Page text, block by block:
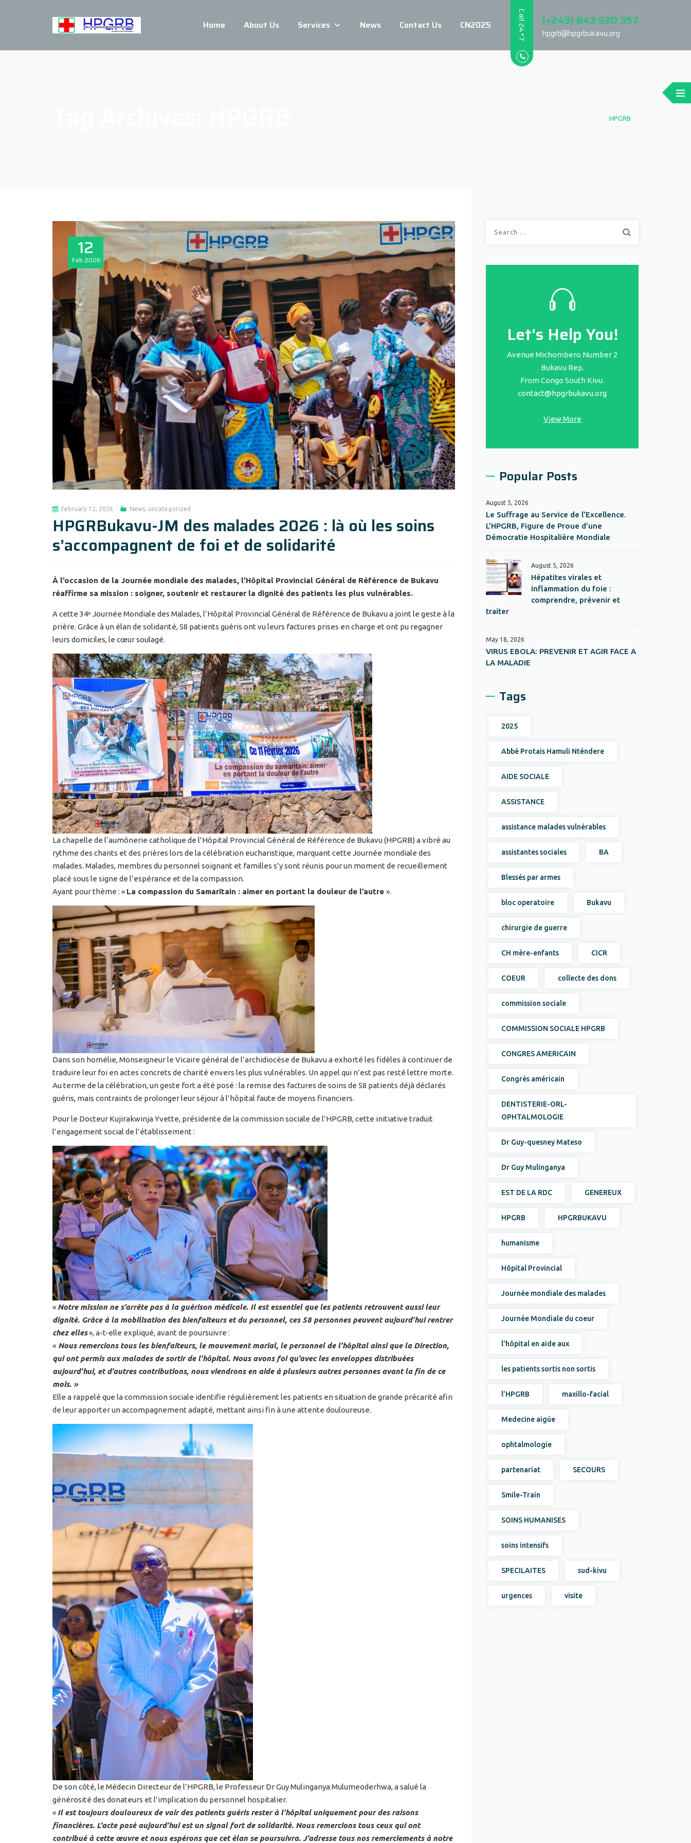
Call 24*7 (+243) 843 520 357
hpgrb@hpgrbukavu.org
Home About Us Services News Contact Us CN2025
HPGRB
12
Feb 2026
February 12, 2026 News, uncategorized
HPGRBukavu-JM des malades 2026 : là où les soins
s’accompagnent de foi et de solidarité
À l’occasion de la Journée mondiale des malades, l’Hôpital Provincial Général de Référence de Bukavu
réaffirme sa mission : soigner, soutenir et restaurer la dignité des patients les plus vulnérables.
A cette 34ᵉ Journée Mondiale des Malades, l’Hôpital Provincial Général de Référence de Bukavu a joint le geste à la
prière. Grâce à un élan de solidarité, 58 patients guéris ont vu leurs factures prises en charge et ont pu regagner
leurs domiciles, le cœur soulagé.
La chapelle de l’aumônerie catholique de l’Hôpital Provincial Général de Référence de Bukavu (HPGRB) a vibré au
rythme des chants et des prières lors de la célébration eucharistique, marquant cette Journée mondiale des
malades. Malades, membres du personnel soignant et familles s’y sont réunis pour un moment de recueillement
placé sous le signe de l’espérance et de la compassion.
Ayant pour thème : « La compassion du Samaritain : aimer en portant la douleur de l’autre ».
Dans son homélie, Monseigneur le Vicaire général de l’archidiocèse de Bukavu a exhorté les fidèles à continuer de
traduire leur foi en actes concrets de charité envers les plus vulnérables. Un appel qui n’est pas resté lettre morte.
Au terme de la célébration, un geste fort a été posé : la remise des factures de soins de 58 patients déjà déclarés
guéris, mais contraints de prolonger leur séjour à l’hôpital faute de moyens financiers.
Pour le Docteur Kujirakwinja Yvette, présidente de la commission sociale de l’HPGRB, cette initiative traduit
l’engagement social de l’établissement :
« Notre mission ne s’arrête pas à la guérison médicale. Il est essentiel que les patients retrouvent aussi leur
dignité. Grâce à la mobilisation des bienfaiteurs et du personnel, ces 58 personnes peuvent aujourd’hui rentrer
chez elles», a-t-elle expliqué, avant de poursuivre :
« Nous remercions tous les bienfaiteurs, le mouvement marial, le personnel de l’hôpital ainsi que la Direction,
qui ont permis aux malades de sortir de l’hôpital. Nous avons foi qu’avec les enveloppes distribuées
aujourd’hui, et d’autres contributions, nous viendrons en aide à plusieurs autres personnes avant la fin de ce
mois. »
Elle a rappelé que la commission sociale identifie régulièrement les patients en situation de grande précarité afin
de leur apporter un accompagnement adapté, mettant ainsi fin à une attente douloureuse.
De son côté, le Médecin Directeur de l’HPGRB, le Professeur Dr Guy Mulinganya Mulumeoderhwa, a salué la
générosité des donateurs et l’implication du personnel hospitalier.
« Il est toujours douloureux de voir des patients guéris rester à l’hôpital uniquement pour des raisons
financières. L’acte posé aujourd’hui est un signal fort de solidarité. Nous remercions tous ceux qui ont
contribué à cette œuvre et nous espérons que cet élan se poursuivra. J’adresse tous nos remerciements à notre
Let's Help You!
Avenue Michombero Number 2
Bukavu Rep.
From Congo South Kivu.
contact@hpgrbukavu.org
View More
Popular Posts
August 5, 2026
Le Suffrage au Service de l’Excellence.
L’HPGRB, Figure de Proue d’une
Démocratie Hospitalière Mondiale
August 5, 2026
Hépatites virales et
inflammation du foie :
comprendre, prévenir et
traiter
May 18, 2026
VIRUS EBOLA: PREVENIR ET AGIR FACE A
LA MALADIE
Tags
2025
Abbé Protais Hamuli Nténdere
AIDE SOCIALE
ASSISTANCE
assistance malades vulnérables
assistantes sociales BA
Blessés par armes
bloc operatoire Bukavu
chirurgie de guerre
CH mère-enfants CICR
COEUR collecte des dons
commission sociale
COMMISSION SOCIALE HPGRB
CONGRES AMERICAIN
Congrès américain
DENTISTERIE-ORL-
OPHTALMOLOGIE
Dr Guy-quesney Mateso
Dr Guy Mulinganya
EST DE LA RDC GENEREUX
HPGRB HPGRBUKAVU
humanisme
Hôpital Provincial
Journée mondiale des malades
Journée Mondiale du coeur
l'hôpital en aide aux
les patients sortis non sortis
l’HPGRB maxillo-facial
Medecine aigüe
ophtalmologie
partenariat SECOURS
Smile-Train
SOINS HUMANISES
soins intensifs
SPECILAITES sud-kivu
urgences visite